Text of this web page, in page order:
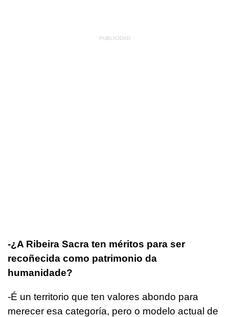
-¿A Ribeira Sacra ten méritos para ser
recoñecida como patrimonio da
humanidade?
-É un territorio que ten valores abondo para
merecer esa categoría, pero o modelo actual de